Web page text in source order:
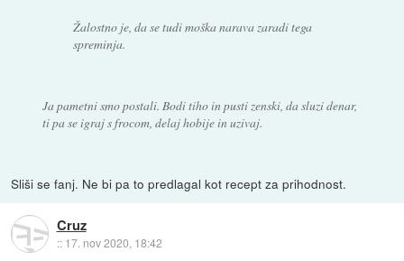
Žalostno je, da se tudi moška narava zaradi tega
spreminja.
Ja pametni smo postali. Bodi tiho in pusti zenski, da sluzi denar,
ti pa se igraj s frocom, delaj hobije in uzivaj.
Sliši se fanj. Ne bi pa to predlagal kot recept za prihodnost.
Cruz
:: 17. nov 2020, 18:42